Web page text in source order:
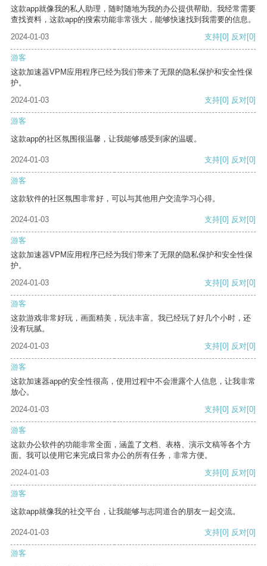
这款app就像我的私人助理，随时随地为我的办公提供帮助。我经常需要
查找资料，这款app的搜索功能非常强大，能够快速找到我需要的信息。
2024-01-03
支持[0] 反对[0]
游客
这款加速器VPM应用程序已经为我们带来了无限的隐私保护和安全性保
护。
2024-01-03
支持[0] 反对[0]
游客
这款app的社区氛围很温馨，让我能够感受到家的温暖。
2024-01-03 支持[0] 反对[0]
游客
这款软件的社区氛围非常好，可以与其他用户交流学习心得。
2024-01-03 支持[0] 反对[0]
游客
这款加速器VPM应用程序已经为我们带来了无限的隐私保护和安全性保
护。
2024-01-03
支持[0] 反对[0]
游客
这款游戏非常好玩，画面精美，玩法丰富。我已经玩了好几个小时，还
没有玩腻。
2024-01-03
支持[0] 反对[0]
游客
这款加速器app的安全性很高，使用过程中不会泄露个人信息，让我非常
放心。
2024-01-03
支持[0] 反对[0]
游客
这款办公软件的功能非常全面，涵盖了文档、表格、演示文稿等各个方
面。我可以使用它来完成日常办公的所有任务，非常方便。
2024-01-03
支持[0] 反对[0]
游客
这款app就像我的社交平台，让我能够与志同道合的朋友一起交流。
2024-01-03 支持[0] 反对[0]
游客